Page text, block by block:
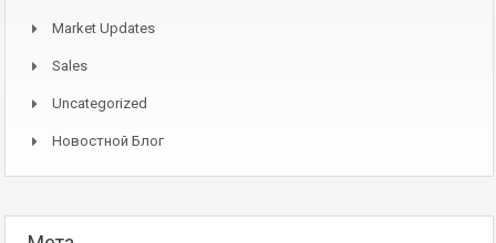
Market Updates
Sales
Uncategorized
Новостной Блог